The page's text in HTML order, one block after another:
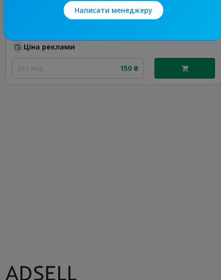
19.6K/
4.3K
Новини Львівщини та України
Ціна реклами
Без вид.. 150 ₴
Написати менеджеру